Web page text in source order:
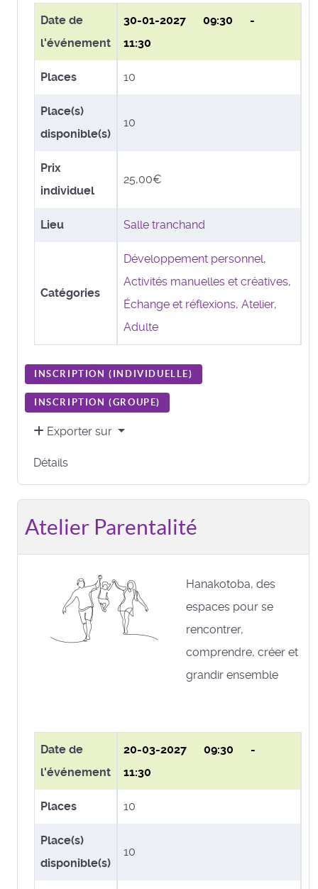
Date de
l'événement
30-01-2027 09:30 -
11:30
Places 10
Place(s)
disponible(s)
10
Prix
individuel
25,00€
Lieu Salle tranchand
Catégories
Développement personnel,
Activités manuelles et créatives,
Échange et réflexions, Atelier,
Adulte
INSCRIPTION ( INDIVIDUELLE)
INSCRIPTION (GROUPE)
Exporter sur
Détails
Atelier Parentalité
Hanakotoba, des
espaces pour se
rencontrer,
comprendre, créer et
grandir ensemble
Date de
l'événement
20-03-2027 09:30 -
11:30
Places 10
Place(s)
disponible(s)
10